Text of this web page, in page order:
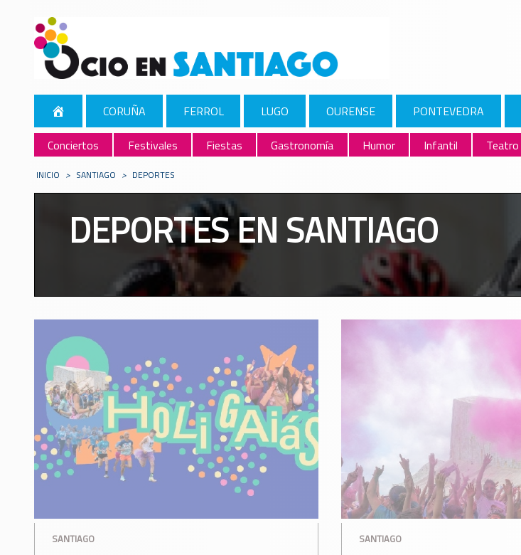
CORUÑA FERROL LUGO OURENSE PONTEVEDRA
Conciertos
Festivales Fiestas Gastronomía Humor Infantil
Teatro
INICIO > SANTIAGO > DEPORTES
DEPORTES EN SANTIAGO
SANTIAGO SANTIAGO